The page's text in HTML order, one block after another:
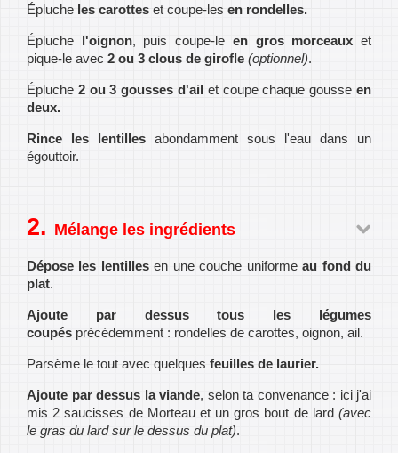
Épluche les carottes et coupe-les en rondelles.
Épluche l'oignon, puis coupe-le en gros morceaux et
pique-le avec 2 ou 3 clous de girofle (optionnel).
Épluche 2 ou 3 gousses d'ail et coupe chaque gousseen
deux.
Rince les lentilles abondamment sous l'eau dans un
égouttoir.
Mélange les ingrédients
Dépose les lentillesen une couche uniformeau fond du
plat.
Ajoute par dessus tous les légumes
coupés précédemment : rondelles de carottes, oignon, ail.
Parsème le tout avec quelques feuilles de laurier.
Ajoute par dessus la viande, selon ta convenance : ici j'ai
mis 2 saucisses de Morteau et un gros bout de lard (avec
le gras du lard sur le dessus du plat).